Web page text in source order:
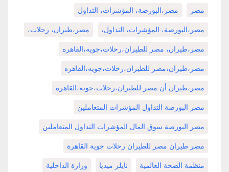
مصر مصر،البورصة، المؤشرات، التداول
مصر،البورصة، المؤشرات، التداول، مصر،طيران، رحلات،
مصر،طيران، مصر للطيران،رحلات،جويه،القاهره
مصر،طيران،مصر للطيران،رحلات،جويه،القاهره
مصر،طيران أن مصر للطيران،رحلات،جويه،القاهره
مصر البورصة التداول المؤشرات المتعاملين
مصر البورصة سوق المال المؤشرات التداول المتعاملين
مصر طيران مصر للطيران رحلات جوية القاهرة
منظمة الصحة العالمية نايلز ميديا وزارة الداخلية